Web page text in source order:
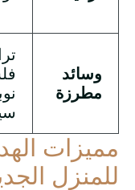
وسائد
مطرزة
مميزات
للمنزل